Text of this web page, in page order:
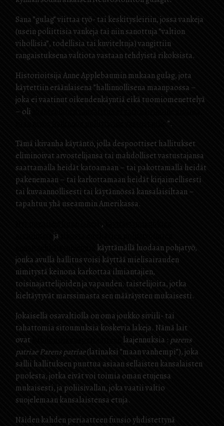
Sana ”gulag” viittaa työ- tai keskitysleiriin, jossa vankeja
(usein poliittisia vankeja tai niin sanottuja ”valtion
vihollisia”, todellisia tai kuviteltuja) vangittiin
rangaistuksena valtiota vastaan ​​tehdyistä rikoksista.
Historioitsija Anne Applebaumin mukaan gulag, jota
käytettiin eräänlaisena ”hallinnollisena maanpaossa –
joka ei vaatinut oikeudenkäyntiä eikä tuomiomenettelyä
– oli
”.
Tämä ikivanha käytäntö, jolla despoottiset hallitukset
eliminoivat arvostelijansa tai mahdolliset vastustajansa
saattamalla heidät katoamaan – tai pakottamalla heidät
pakenemaan – tai karkottamaan heidät kirjaimellisesti
tai kuvaannollisesti tai käytännössä kansalaisiltaan –
tapahtuu yhä useammin Amerikassa.
,
ja
käyttämällä luodaan pohjatyö,
jonka avulla hallitus voisi käyttää mielisairauden
nimitystä keinona karkottaa ilmiantajien,
toisinajattelijoiden ja vapauden. taistelijoita, jotka
kieltäytyvät marssimasta sen määräysten mukaisesti.
Jokaisella osavaltiolla on oma joukko siviili- tai
tahattomia sitoumuksia koskevia lakeja. Nämä lait
ovat
laajennuksia : parens
patriae Parens patriae(latinaksi ”maan vanhempi”), joka
sallii hallituksen puuttua asiaan sellaisten kansalaisten
puolesta, jotka eivät voi toimia oman etujensa
mukaisesti, ja poliisivallan, joka vaatii valtio
suojelemaan kansalaistensa etuja.
Näiden kahden periaatteen fuusio yhdistettynä